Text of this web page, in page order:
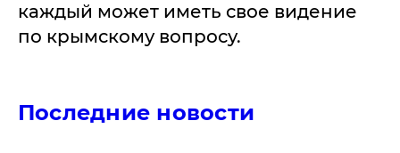
каждый может иметь свое видение
по крымскому вопросу.
Последние новости